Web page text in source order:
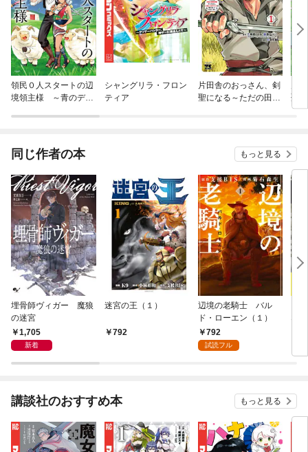
領民０人スタートの辺
境領主様 ～青のディ
シャングリラ・フロン
ティア
片田舎のおっさん、剣
聖になる～ただの田舎
聖
の
件
同じ作者の本 もっと見る
埋骨師ヴィガー 魔狼
の迷宮
1,705
新着
迷宮の王（１）
792
辺境の老騎士 バル
ド・ローエン（１）
792
試読フル
な
講談社のおすすめ本 もっと見る